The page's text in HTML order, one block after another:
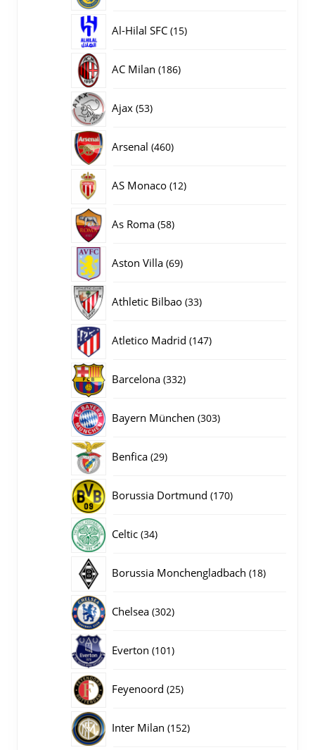
Al-Hilal SFC 1515
AC Milan 186186
Ajax 5353
Arsenal 460460
AS Monaco 1212
As Roma 5858
Aston Villa 6969
Athletic Bilbao 3333
Atletico Madrid 147147
Barcelona 332332
Bayern München 303303
Benfica 2929
Borussia Dortmund 170170
Celtic 3434
Borussia Monchengladbach 1818
Chelsea 302302
Everton 101101
Feyenoord 2525
Inter Milan 152152